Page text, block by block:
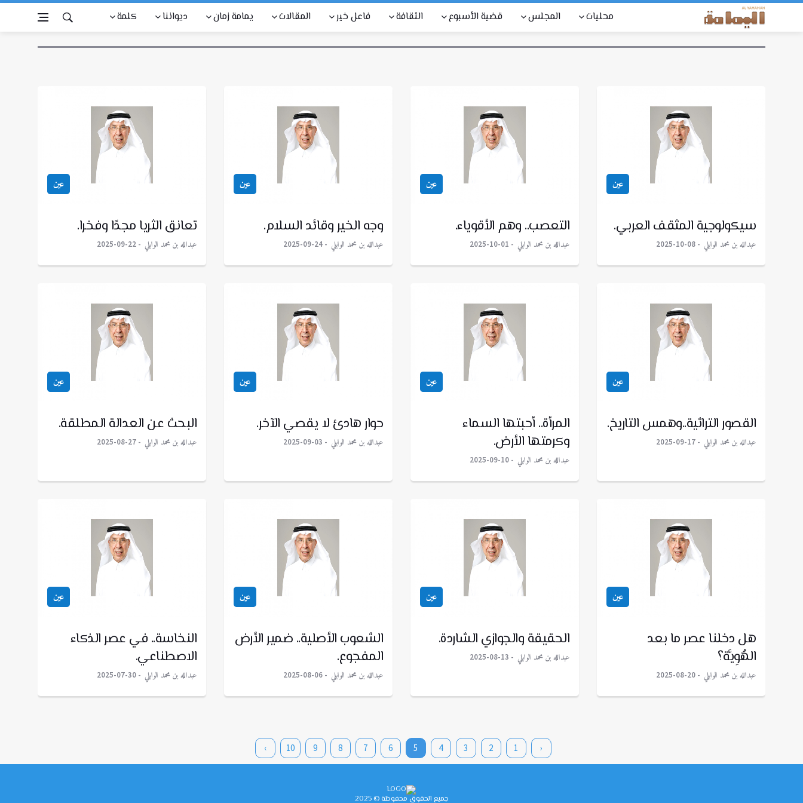
محليات المجلس قضية الأسبوع الثقافة فاعل خير المقالات يمامة زمان ديواننا كلمة
عين
سيكولوجية المثقف العربي.
عبدالله بن محمد الوابلي 2025-10-08
عين
التعصب.. وهم الأقوياء.
عبدالله بن محمد الوابلي 2025-10-01
عين
وجه الخير وقائد السلام.
عبدالله بن محمد الوابلي 2025-09-24
عين
تعانق الثريا مجدًا وفخرا.
عبدالله بن محمد الوابلي 2025-09-22
عين
القصور التراثية..وهمس التاريخ.
عبدالله بن محمد الوابلي 2025-09-17
عين
المرأة.. أحبتها السماء
وكرمتها الأرض.
عبدالله بن محمد الوابلي 2025-09-10
عين
حوار هادئ لا يقصي الآخر.
عبدالله بن محمد الوابلي 2025-09-03
عين
البحث عن العدالة المطلقة.
عبدالله بن محمد الوابلي 2025-08-27
عين
هل دخلنا عصر ما بعد
الهُوِيَّة؟
عبدالله بن محمد الوابلي 2025-08-20
عين
الحقيقة والجوازي الشاردة.
عبدالله بن محمد الوابلي 2025-08-13
عين
الشعوب الأصلية.. ضمير الأرض
المفجوع.
عبدالله بن محمد الوابلي 2025-08-06
عين
النخاسة.. في عصر الذكاء
الاصطناعي.
عبدالله بن محمد الوابلي 2025-07-30
‹
1
2
3
4
5
6
7
8
9
10
›
جميع الحقوق محفوظة © 2025